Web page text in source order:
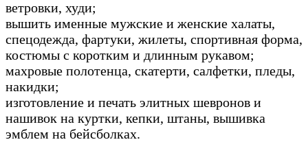
ветровки, худи;
вышить именные мужские и женские халаты,
спецодежда, фартуки, жилеты, спортивная форма,
костюмы с коротким и длинным рукавом;
махровые полотенца, скатерти, салфетки, пледы,
накидки;
изготовление и печать элитных шевронов и
нашивок на куртки, кепки, штаны, вышивка
эмблем на бейсболках.